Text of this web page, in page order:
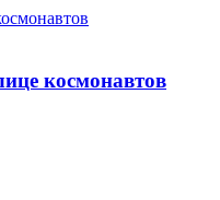
космонавтов